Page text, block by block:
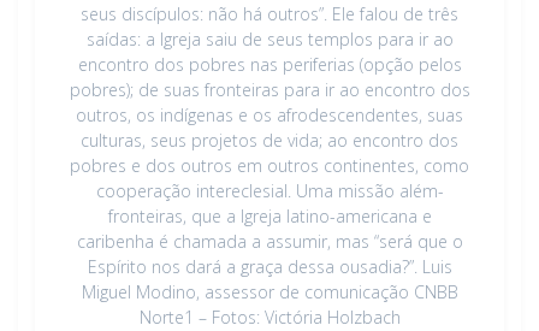
seus discípulos: não há outros”. Ele falou de três
saídas: a Igreja saiu de seus templos para ir ao
encontro dos pobres nas periferias (opção pelos
pobres); de suas fronteiras para ir ao encontro dos
outros, os indígenas e os afrodescendentes, suas
culturas, seus projetos de vida; ao encontro dos
pobres e dos outros em outros continentes, como
cooperação intereclesial. Uma missão além-
fronteiras, que a Igreja latino-americana e
caribenha é chamada a assumir, mas “será que o
Espírito nos dará a graça dessa ousadia?”. Luis
Miguel Modino, assessor de comunicação CNBB
Norte1 – Fotos: Victória Holzbach